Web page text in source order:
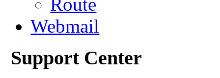
Webmail
Support Center